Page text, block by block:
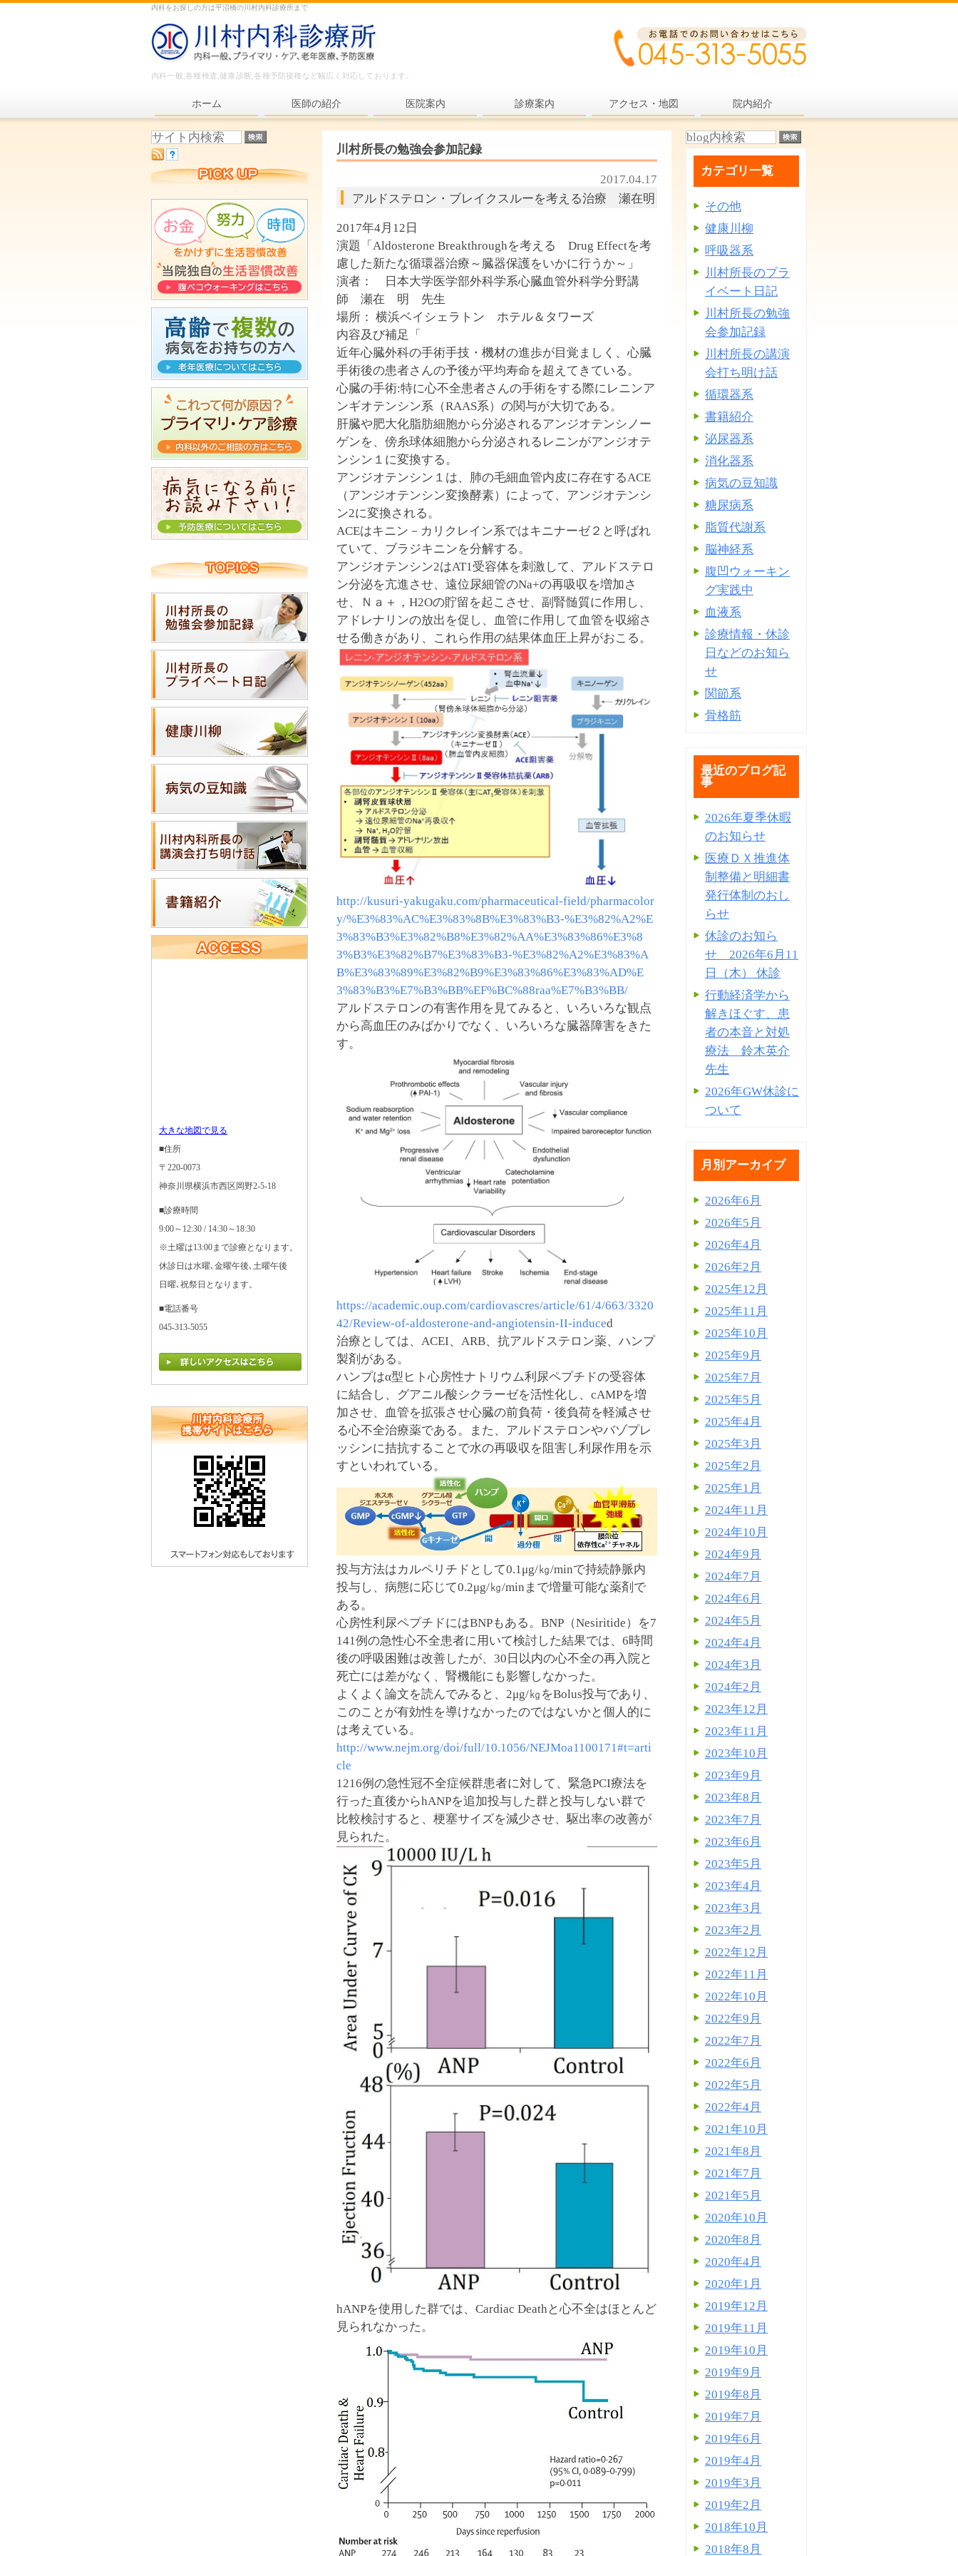
内科をお探しの方は平沼橋の川村内科診療所まで
内科一般,各種検査,健康診断,各種予防接種など幅広く対応しております。
ホーム 医師の紹介 医院案内 診療案内
内科一般
各種検査
プライマリ・ケア
老年医療
腹ペコウォーキング
アクセス・地図 院内紹介
川村所長の勉強会参加記録
2017.04.17
アルドステロン・ブレイクスルーを考える治療 瀬在明
2017年4月12日
演題「Aldosterone Breakthroughを考える Drug Effectを考
慮した新たな循環器治療～臓器保護をいかに行うか～」
演者： 日本大学医学部外科学系心臓血管外科学分野講
師 瀬在 明 先生
場所： 横浜ベイシェラトン ホテル＆タワーズ
内容及び補足「
近年心臓外科の手術手技・機材の進歩が目覚ましく、心臓
手術後の患者さんの予後が平均寿命を超えてきている。
心臓の手術:特に心不全患者さんの手術をする際にレニンア
ンギオテンシン系（RAAS系）の関与が大切である。
肝臓や肥大化脂肪細胞から分泌されるアンジオテンシノー
ゲンを、傍糸球体細胞から分泌されるレニンがアンジオテ
ンシン１に変換する。
アンジオテンシン１は、肺の毛細血管内皮に存在するACE
（アンジオテンシン変換酵素）によって、アンジオテンシ
ン2に変換される。
ACEはキニン－カリクレイン系ではキニナーゼ２と呼ばれ
ていて、ブラジキニンを分解する。
アンジオテンシン2はAT1受容体を刺激して、アルドステロ
ン分泌を亢進させ、遠位尿細管のNa+の再吸収を増加さ
せ、Ｎａ＋，H2Oの貯留を起こさせ、副腎髄質に作用し、
アドレナリンの放出を促し、血管に作用して血管を収縮さ
せる働きがあり、これら作用の結果体血圧上昇がおこる。
http://kusuri-yakugaku.com/pharmaceutical-field/pharmacolor
y/%E3%83%AC%E3%83%8B%E3%83%B3-%E3%82%A2%E
3%83%B3%E3%82%B8%E3%82%AA%E3%83%86%E3%8
3%B3%E3%82%B7%E3%83%B3-%E3%82%A2%E3%83%A
B%E3%83%89%E3%82%B9%E3%83%86%E3%83%AD%E
3%83%B3%E7%B3%BB%EF%BC%88raa%E7%B3%BB/
アルドステロンの有害作用を見てみると、いろいろな観点
から高血圧のみばかりでなく、いろいろな臓器障害をきた
す。
https://academic.oup.com/cardiovascres/article/61/4/663/3320
42/Review-of-aldosterone-and-angiotensin-II-induced
治療としては、ACEI、ARB、抗アルドステロン薬、ハンプ
製剤がある。
ハンプはα型ヒト心房性ナトリウム利尿ペプチドの受容体
に結合し、グアニル酸シクラーゼを活性化し、cAMPを増
加させ、血管を拡張させ心臓の前負荷・後負荷を軽減させ
る心不全治療薬である。また、アルドステロンやバゾプレ
ッシンに拮抗することで水の再吸収を阻害し利尿作用を示
すといわれている。
投与方法はカルペリチドとして0.1μg/㎏/minで持続静脈内
投与し、病態に応じて0.2μg/㎏/minまで増量可能な薬剤で
ある。
心房性利尿ペプチドにはBNPもある。BNP（Nesiritide）を7
141例の急性心不全患者に用いて検討した結果では、6時間
後の呼吸困難は改善したが、30日以内の心不全の再入院と
死亡には差がなく、腎機能にも影響しなかった。
よくよく論文を読んでみると、2μg/㎏をBolus投与であり、
このことが有効性を導けなかったのではないかと個人的に
は考えている。
http://www.nejm.org/doi/full/10.1056/NEJMoa1100171#t=arti
cle
1216例の急性冠不全症候群患者に対して、緊急PCI療法を
行った直後からhANPを追加投与した群と投与しない群で
比較検討すると、梗塞サイズを減少させ、駆出率の改善が
見られた。
hANPを使用した群では、Cardiac Deathと心不全はほとんど
見られなかった。
カテゴリ一覧
その他
健康川柳
呼吸器系
川村所長のプラ
イベート日記
川村所長の勉強
会参加記録
川村所長の講演
会打ち明け話
循環器系
書籍紹介
泌尿器系
消化器系
病気の豆知識
糖尿病系
脂質代謝系
脳神経系
腹凹ウォーキン
グ実践中
血液系
診療情報・休診
日などのお知ら
せ
関節系
骨格筋
最近のブログ記
事
2026年夏季休暇
のお知らせ
医療ＤＸ推進体
制整備と明細書
発⾏体制のおし
らせ
休診のお知ら
せ 2026年6月11
日（木） 休診
行動経済学から
解きほぐす、患
者の本音と対処
療法 鈴木英介
先生
2026年GW休診に
ついて
月別アーカイブ
2026年6月
2026年5月
2026年4月
2026年2月
2025年12月
2025年11月
2025年10月
2025年9月
2025年7月
2025年5月
2025年4月
2025年3月
2025年2月
2025年1月
2024年11月
2024年10月
2024年9月
2024年7月
2024年6月
2024年5月
2024年4月
2024年3月
2024年2月
2023年12月
2023年11月
2023年10月
2023年9月
2023年8月
2023年7月
2023年6月
2023年5月
2023年4月
2023年3月
2023年2月
2022年12月
2022年11月
2022年10月
2022年9月
2022年7月
2022年6月
2022年5月
2022年4月
2021年10月
2021年8月
2021年7月
2021年5月
2020年10月
2020年8月
2020年4月
2020年1月
2019年12月
2019年11月
2019年10月
2019年9月
2019年8月
2019年7月
2019年6月
2019年4月
2019年3月
2019年2月
2018年10月
2018年8月
大きな地図で見る
■住所
〒220-0073
神奈川県横浜市西区岡野2-5-18
■診療時間
9:00～12:30 / 14:30～18:30
※土曜は13:00まで診療となります。
休診日は水曜､金曜午後､土曜午後
日曜､祝祭日となります。
■電話番号
045-313-5055